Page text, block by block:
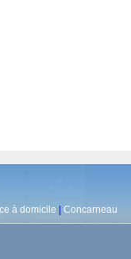
à domicile | Concarneau